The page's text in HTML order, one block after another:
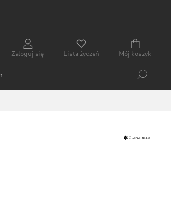
Zaloguj się Mój koszyk
Lista życzeń